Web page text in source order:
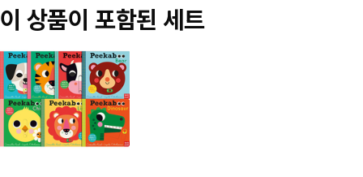
이 상품이 포함된 세트